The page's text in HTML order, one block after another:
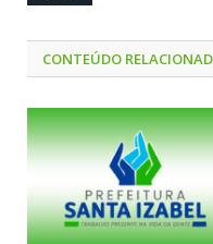
CONTEÚDO